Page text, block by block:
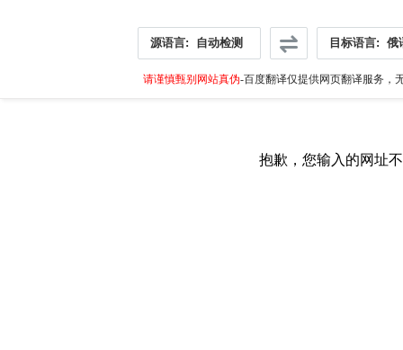
源语言: 自动检测 目标语言: 俄
请谨慎甄别网站真伪-百度翻译仅提供网页翻译服务，